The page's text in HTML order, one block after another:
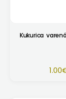
Kukurica
1.00